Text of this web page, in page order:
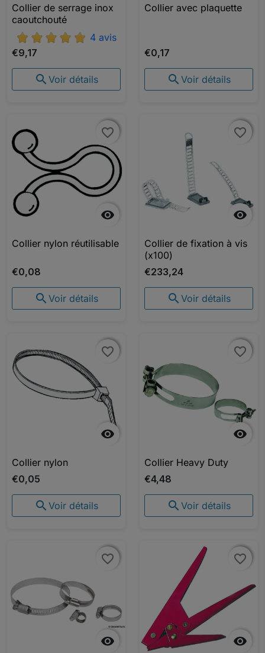
Collier de serrage inox
caoutchouté
4 avis
€9,17
 Voir détails
Collier avec plaquette
€0,17
 Voir détails

favorite_border
favorite_border
Collier nylon réutilisable
€0,08
 Voir détails

favorite_border
favorite_border
Collier de fixation à vis
(x100)
€233,24
 Voir détails

favorite_border
favorite_border
Collier nylon
€0,05
 Voir détails

favorite_border
favorite_border
Collier Heavy Duty
€4,48
 Voir détails

favorite_border
favorite_border

favorite_border
favorite_border